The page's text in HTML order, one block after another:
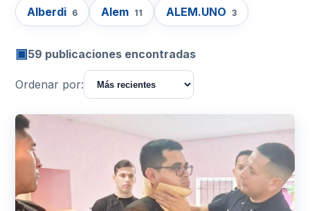
Alberdi 6 Alem 11 ALEM.UNO 3
▣59 publicaciones encontradas
Ordenar por: